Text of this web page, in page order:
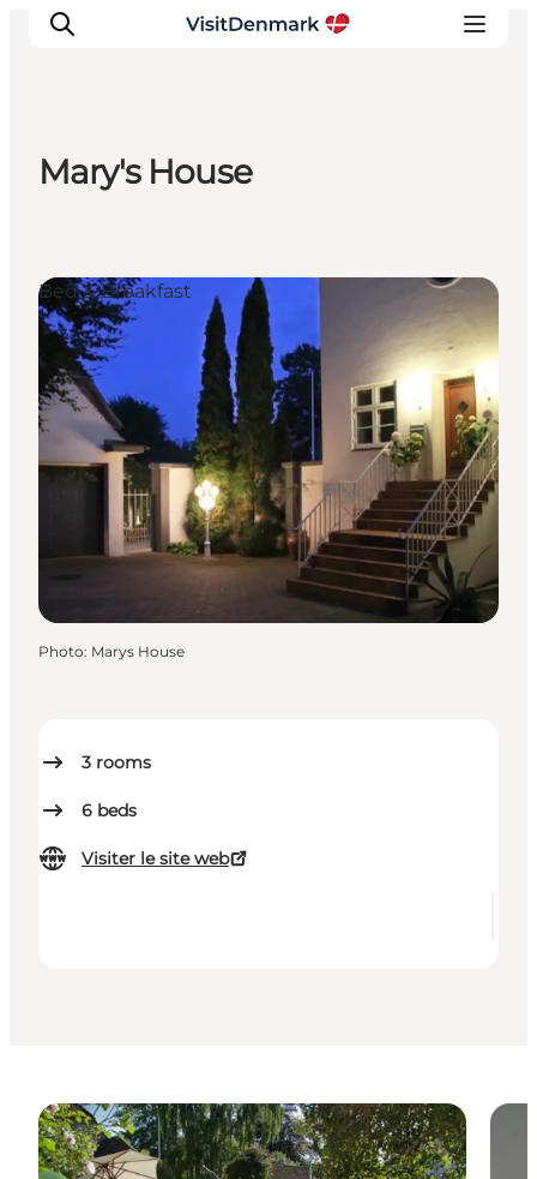
Quoi faire
Hébergements
Planifiez votre voyage
Mary's House
3 rooms
6 beds
Visiter le site web
Bed & Breakfast
Photo: Marys House